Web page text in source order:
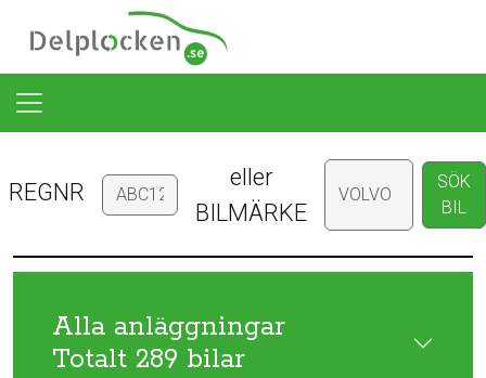
REGNR
eller
BILMÄRKE
SÖK
BIL
Alla anläggningar
Totalt 289 bilar